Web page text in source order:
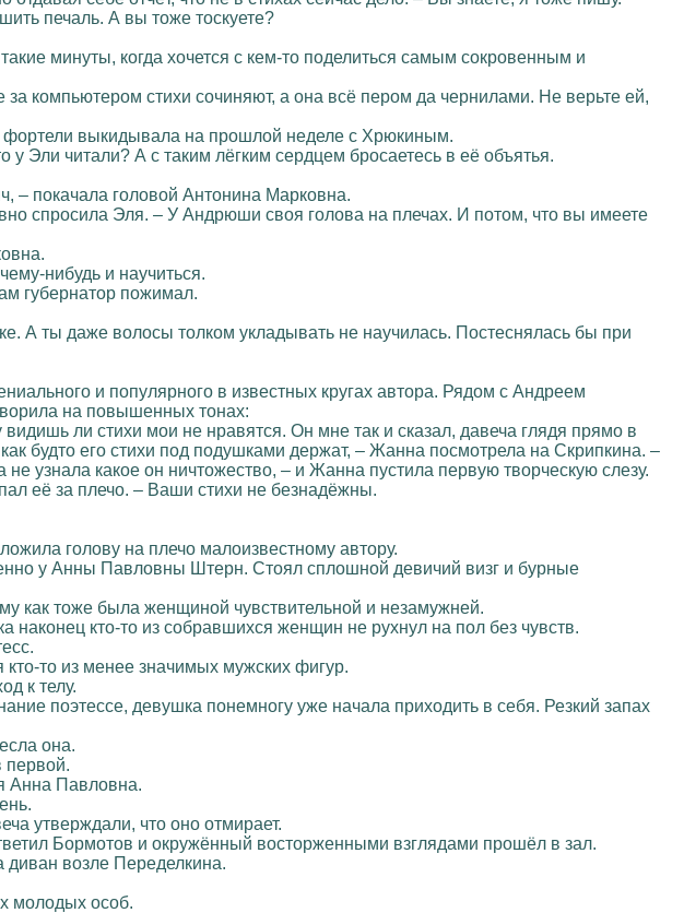
печаль. А вы тоже тоскуете?
минуты, когда хочется с кем-то поделиться самым сокровенным и
компьютером стихи сочиняют, а она всё пером да чернилами. Не верьте ей,
выкидывала на прошлой неделе с Хрюкиным.
Эли читали? А с таким лёгким сердцем бросаетесь в её объятья.
– покачала головой Антонина Марковна.
спросила Эля. – У Андрюши своя голова на плечах. И потом, что вы имеете
нибудь и научиться.
губернатор пожимал.
А ты даже волосы толком укладывать не научилась. Постеснялась бы при
и популярного в известных кругах автора. Рядом с Андреем
на повышенных тонах:
ли стихи мои не нравятся. Он мне так и сказал, давеча глядя прямо в
будто его стихи под подушками держат, – Жанна посмотрела на Скрипкина. –
узнала какое он ничтожество, – и Жанна пустила первую творческую слезу.
её за плечо. – Ваши стихи не безнадёжны.
голову на плечо малоизвестному автору.
у Анны Павловны Штерн. Стоял сплошной девичий визг и бурные
как тоже была женщиной чувствительной и незамужней.
наконец кто-то из собравшихся женщин не рухнул на пол без чувств.
то из менее значимых мужских фигур.
к телу.
поэтессе, девушка понемногу уже начала приходить в себя. Резкий запах
она.
первой.
Анна Павловна.
утверждали, что оно отмирает.
Бормотов и окружённый восторженными взглядами прошёл в зал.
возле Переделкина.
молодых особ.